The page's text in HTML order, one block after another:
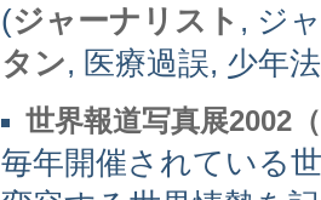
(ジャーナリスト , ジ
タン, 医療過誤, 少年
世界報道写真展2002
毎年開催されている